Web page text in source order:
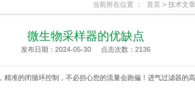
当前所在位置 ： 首页 > 技术文章
微生物采样器的优缺点
发布日期：2024-05-30 点击次数：2136
精准的闭循环控制，不必担心您的流量会跑偏！进气过滤器的